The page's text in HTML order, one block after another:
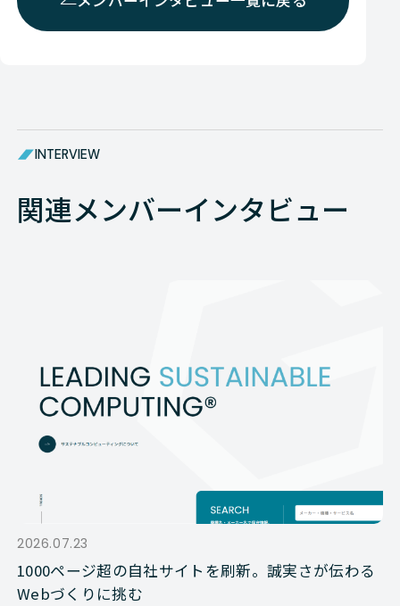
INTERVIEW
関連メンバーインタビュー
2026.07.23
1000ページ超の自社サイトを刷新。誠実さが伝わる
Webづくりに挑む